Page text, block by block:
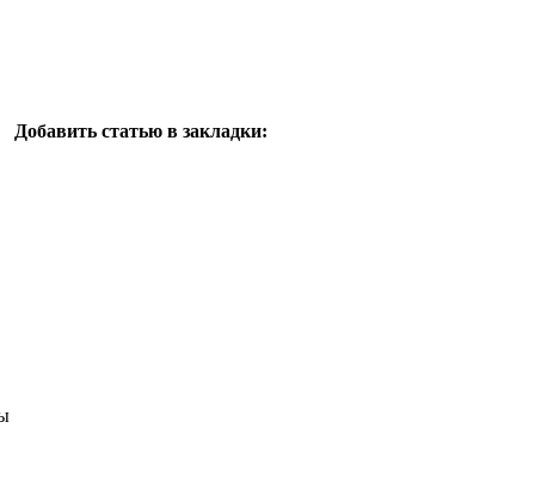
Добавить статью в закладки: